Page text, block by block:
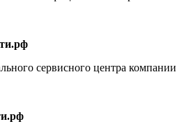
сервисного центра компании